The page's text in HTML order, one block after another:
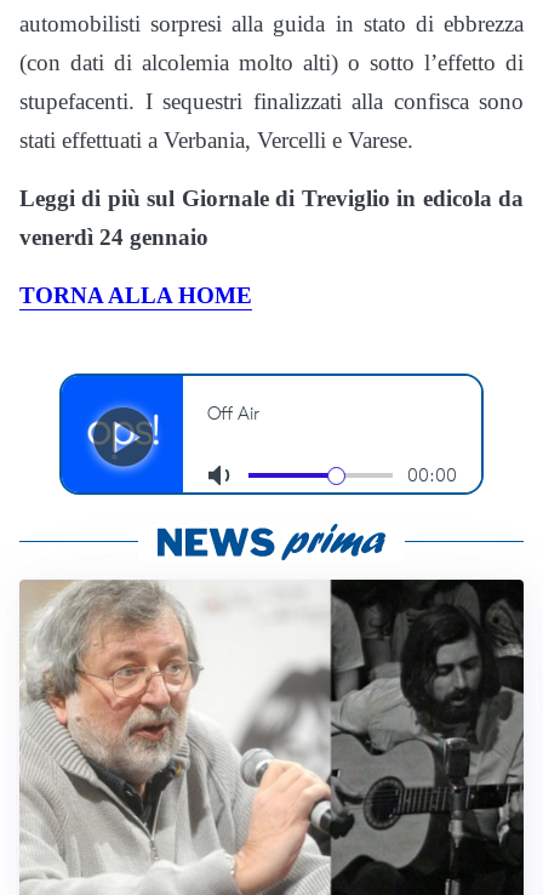
automobilisti sorpresi alla guida in stato di ebbrezza
(con dati di alcolemia molto alti) o sotto l’effetto di
stupefacenti. I sequestri finalizzati alla confisca sono
stati effettuati a Verbania, Vercelli e Varese.
Leggi di più sul Giornale di Treviglio in edicola da
venerdì 24 gennaio
TORNA ALLA HOME